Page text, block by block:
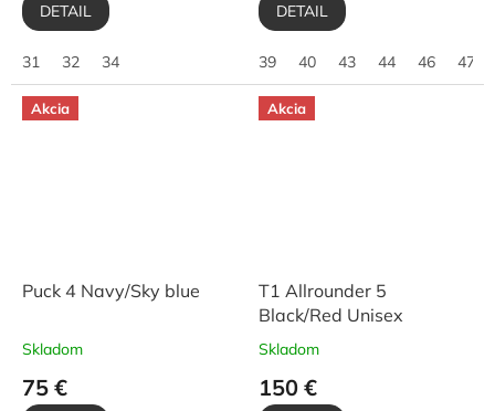
DETAIL
31 32 34
DETAIL
39 40 43 44 46 47
Akcia
Puck 4 Navy/Sky blue
Skladom
75 €
Akcia
T1 Allrounder 5
Black/Red Unisex
Skladom
150 €